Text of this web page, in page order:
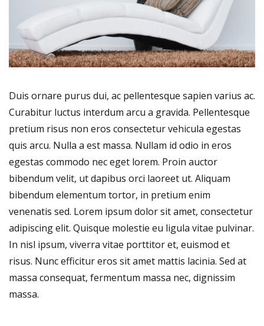
Duis ornare purus dui, ac pellentesque sapien varius ac.
Curabitur luctus interdum arcu a gravida. Pellentesque
pretium risus non eros consectetur vehicula egestas
quis arcu. Nulla a est massa. Nullam id odio in eros
egestas commodo nec eget lorem. Proin auctor
bibendum velit, ut dapibus orci laoreet ut. Aliquam
bibendum elementum tortor, in pretium enim
venenatis sed. Lorem ipsum dolor sit amet, consectetur
adipiscing elit. Quisque molestie eu ligula vitae pulvinar.
In nisl ipsum, viverra vitae porttitor et, euismod et
risus. Nunc efficitur eros sit amet mattis lacinia. Sed at
massa consequat, fermentum massa nec, dignissim
massa.